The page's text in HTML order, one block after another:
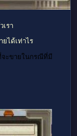
รา
ยได้เท่าไร
จะขายในกรณีที่มี